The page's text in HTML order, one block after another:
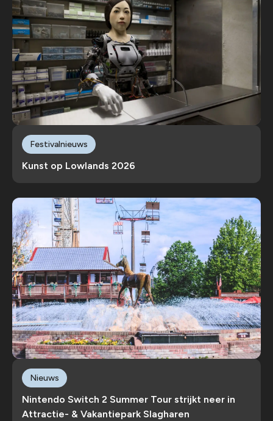
Kunst op Lowlands 2026
Festivalnieuws
Nintendo Switch 2 Summer Tour strijkt neer in
Attractie- & Vakantiepark Slagharen
Nieuws